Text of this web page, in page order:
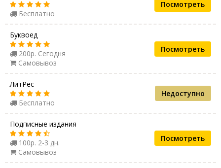
Бесплатно
Посмотреть
Буквоед
200р. Сегодня
Самовывоз
Посмотреть
ЛитРес
Бесплатно
Недоступно
Подписные издания
100р. 2-3 дн.
Самовывоз
Посмотреть